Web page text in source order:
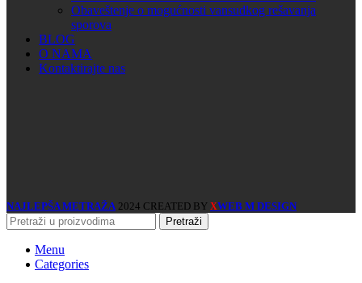
Obaveštenje o mogućnosti vansudkog rešavanja
sporova
BLOG
O NAMA
Kontaktirajte nas
NAJLEPŠA METRAŽA 2024 CREATED BY XWEB M DESIGN
Pretraži
Menu
Categories